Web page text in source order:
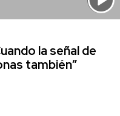
la señal de
también”